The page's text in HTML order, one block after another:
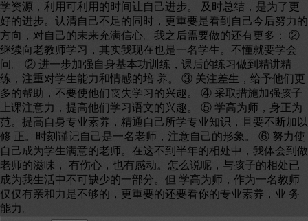
学资源，利用可利用的时间让自己进步。 及时总结，是为了更
好的进步。认清自己不足的同时，更重要是看到自己今后努力的
方向，对自己的未来充满信心。我之后需要做的还有更多： ②
继续向老教师学习，其实我现在也是一名学生。不懂就要学会
问。 ② 进一步加强自身基本功训练，课后的练习做到精讲精
练，注重对学生能力和情感的培 养。 ③ 关注差生，给予他们更
多的帮助，不要使他们丧失学习的兴趣。 ④ 采取措施加强孩子
上课注意力，提高他们学习语文的兴趣。 ⑤ 学高为师，身正为
范。提高自身专业素养，精通自己所学专业知识，且要不断加以
修 正。时刻谨记自己是一名老师，注意自己的形象。 ⑥ 努力使
自己成为学生满意的老师。在这不到半年的相处中，我体会到做
老师的滋味， 有伤心，也有感动。怎么说呢，与孩子的相处已
成为我生活中不可缺少的一部分。但 学高为师，作为一名教师
仅仅有亲和力是不够的，更重要的还要看你的专业素养，业 务
能力。